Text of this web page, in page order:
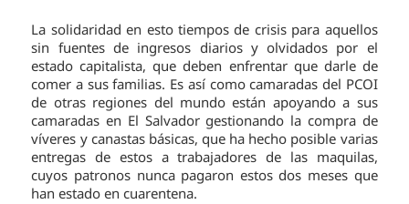
La solidaridad en esto tiempos de crisis para aquellos
sin fuentes de ingresos diarios y olvidados por el
estado capitalista, que deben enfrentar que darle de
comer a sus familias. Es así como camaradas del PCOI
de otras regiones del mundo están apoyando a sus
camaradas en El Salvador gestionando la compra de
víveres y canastas básicas, que ha hecho posible varias
entregas de estos a trabajadores de las maquilas,
cuyos patronos nunca pagaron estos dos meses que
han estado en cuarentena.